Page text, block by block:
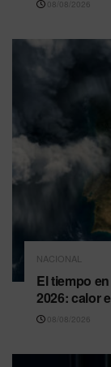
08/08/2026
NACIONAL
El tiempo
2026: calor
08/08/2026